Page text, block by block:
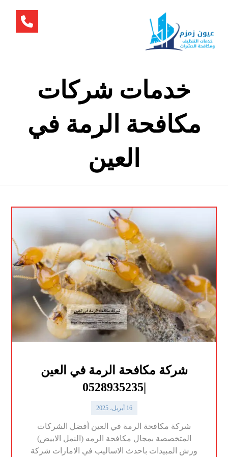
خدمات شركات
مكافحة الرمة في
العين
شركة مكافحة الرمة في العين
|0528935235
16 أبريل، 2025
شركة مكافحة الرمة في العين أفضل الشركات
المتخصصة بمجال مكافحة الرمه (النمل الابيض)
ورش المبيدات باحدث الاساليب في الامارات شركة